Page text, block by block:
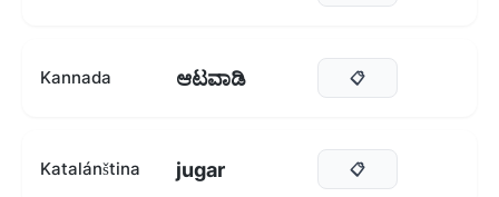
Kannada ಆಟವಾಡಿ 📋
Katalánština jugar 📋